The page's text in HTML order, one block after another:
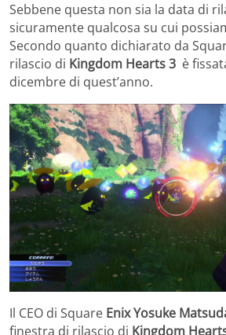
Sebbene questa non sia la data di
sicuramente qualcosa su cui
Secondo quanto dichiarato da
rilascio di Kingdom Hearts 3 è
dicembre di quest’anno.
Il CEO di Square Enix Yosuke
finestra di rilascio di Kingdom